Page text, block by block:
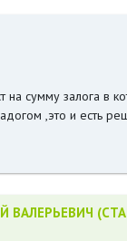
на сумму залога в
,это и есть
ВАЛЕРЬЕВИЧ